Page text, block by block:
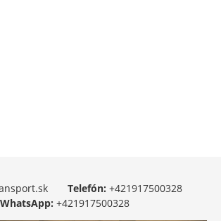
Telefón: +421917500328
WhatsApp: +421917500328